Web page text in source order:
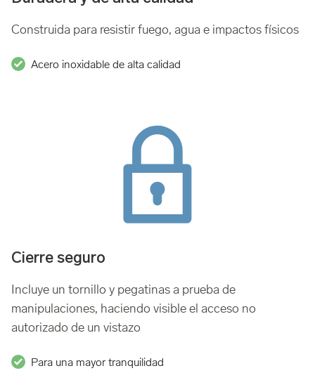
Construida para resistir fuego, agua e impactos físicos
Acero inoxidable de alta calidad
Cierre seguro
Incluye un tornillo y pegatinas a prueba de
manipulaciones, haciendo visible el acceso no
autorizado de un vistazo
Para una mayor tranquilidad